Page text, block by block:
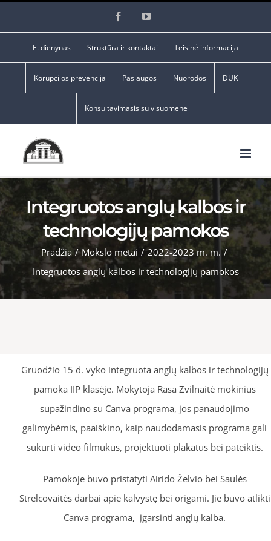
FacebookYouTube
E. dienynas Struktūra ir kontaktai Teisinė informacija
Korupcijos prevencija Paslaugos Nuorodos DUK
Konsultavimasis su visuomene
Integruotos anglų kalbos ir
technologijų pamokos
Pradžia / Mokslo metai / 2022-2023 m. m. /
Integruotos anglų kalbos ir technologijų pamokos
Gruodžio 15 d. vyko integruota anglų kalbos ir technologijų
pamoka IIP klasėje. Mokytoja Rasa Zvilnaitė mokinius
supažindino su Canva programa, jos panaudojimo
galimybėmis, paaiškino, kaip naudodamasis programa gali
sukurti video filmukus, projektuoti plakatus bei pateiktis.
Pamokoje buvo pristatyti Airido Želvio bei Saulės
Strelcovaitės darbai apie kalvystę bei origami. Jie buvo atlikti
Canva programa, įgarsinti anglų kalba.